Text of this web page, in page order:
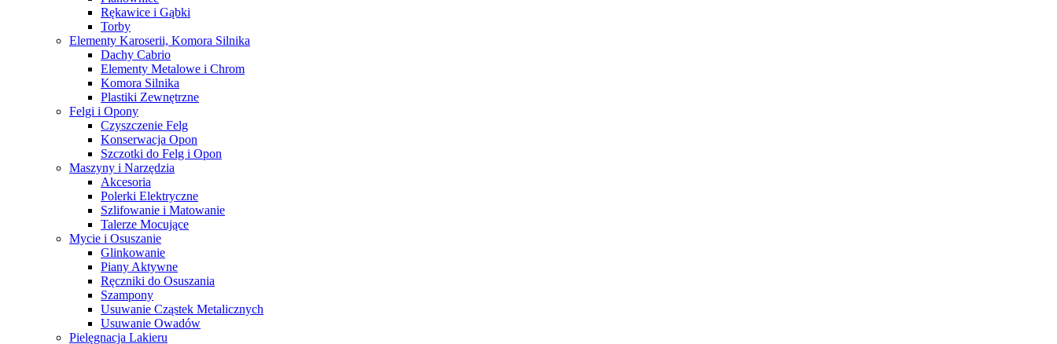
Rękawice i Gąbki
Torby
Elementy Karoserii, Komora Silnika
Dachy Cabrio
Elementy Metalowe i Chrom
Komora Silnika
Plastiki Zewnętrzne
Felgi i Opony
Czyszczenie Felg
Konserwacja Opon
Szczotki do Felg i Opon
Maszyny i Narzędzia
Akcesoria
Polerki Elektryczne
Szlifowanie i Matowanie
Talerze Mocujące
Mycie i Osuszanie
Glinkowanie
Piany Aktywne
Ręczniki do Osuszania
Szampony
Usuwanie Cząstek Metalicznych
Usuwanie Owadów
Pielęgnacja Lakieru